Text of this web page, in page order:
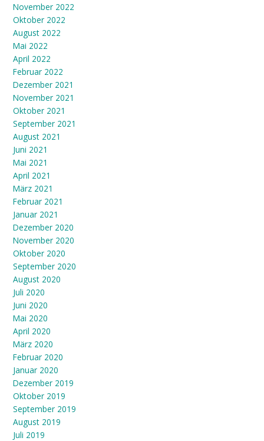
November 2022
Oktober 2022
August 2022
Mai 2022
April 2022
Februar 2022
Dezember 2021
November 2021
Oktober 2021
September 2021
August 2021
Juni 2021
Mai 2021
April 2021
März 2021
Februar 2021
Januar 2021
Dezember 2020
November 2020
Oktober 2020
September 2020
August 2020
Juli 2020
Juni 2020
Mai 2020
April 2020
März 2020
Februar 2020
Januar 2020
Dezember 2019
Oktober 2019
September 2019
August 2019
Juli 2019